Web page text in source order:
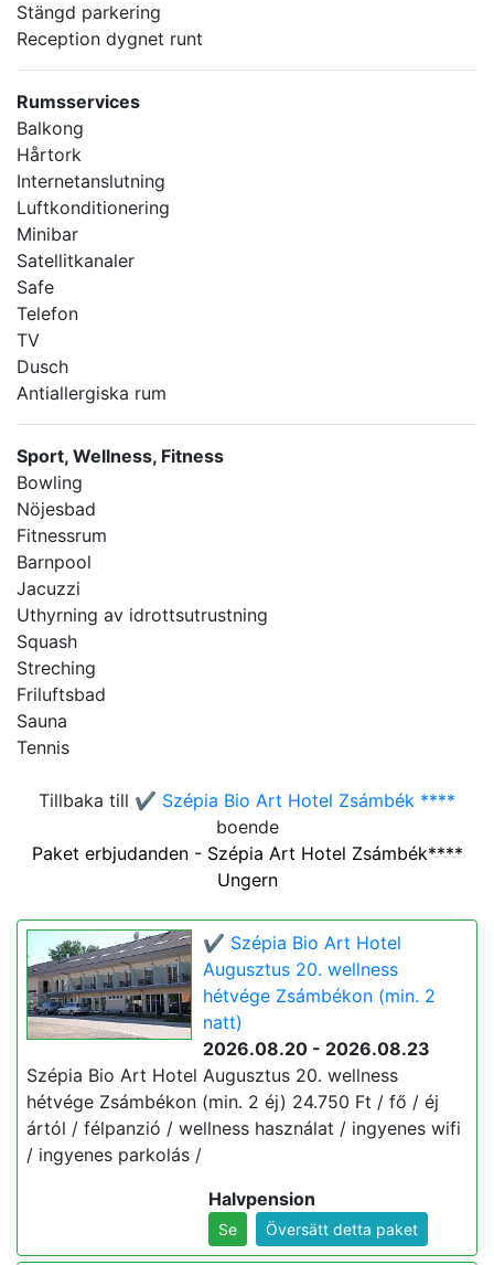
Stängd parkering
Reception dygnet runt
Rumsservices
Balkong
Hårtork
Internetanslutning
Luftkonditionering
Minibar
Satellitkanaler
Safe
Telefon
TV
Dusch
Antiallergiska rum
Sport, Wellness, Fitness
Bowling
Nöjesbad
Fitnessrum
Barnpool
Jacuzzi
Uthyrning av idrottsutrustning
Squash
Streching
Friluftsbad
Sauna
Tennis
Tillbaka till ✔️ Szépia Bio Art Hotel Zsámbék ****
boende
Paket erbjudanden - Szépia Art Hotel Zsámbék****
Ungern
✔️ Szépia Bio Art Hotel
Augusztus 20. wellness
hétvége Zsámbékon (min. 2
natt)
2026.08.20 - 2026.08.23
Szépia Bio Art Hotel Augusztus 20. wellness
hétvége Zsámbékon (min. 2 éj) 24.750 Ft / fő / éj
ártól / félpanzió / wellness használat / ingyenes wifi
/ ingyenes parkolás /
Halvpension
Se Översätt detta paket